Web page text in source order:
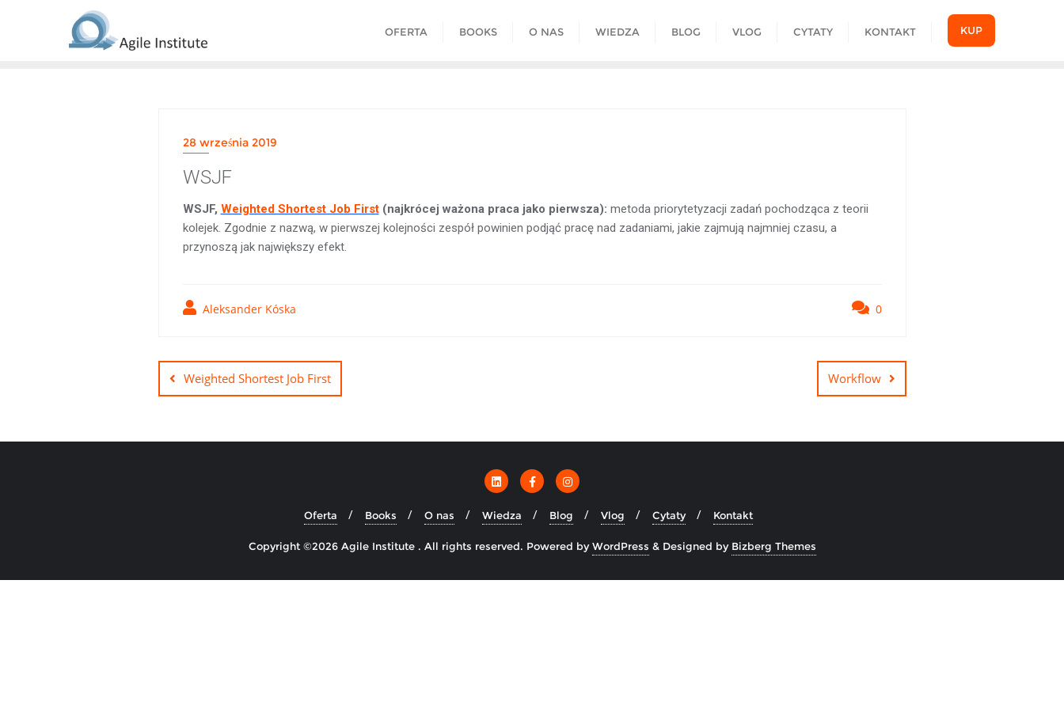
OFERTA BOOKS O NAS WIEDZA BLOG VLOG CYTATY KONTAKT KUP
28 września 2019
WSJF
WSJF, Weighted Shortest Job First(najkrócej ważona praca jako pierwsza): metoda priorytetyzacji zadań pochodząca z teorii
kolejek. Zgodnie z nazwą, w pierwszej kolejności zespół powinien podjąć pracę nad zadaniami, jakie zajmują najmniej czasu, a
przynoszą jak największy efekt.
Aleksander Kóska 0
wpisu
Weighted Shortest Job First Workflow
Oferta Books O nas Wiedza Blog Vlog Cytaty Kontakt
Copyright ©2026 Agile Institute . All rights reserved. Powered byWordPress & Designed by Bizberg Themes